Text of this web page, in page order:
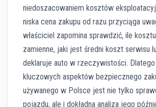
niedoszacowaniem kosztów
niska cena zakupu od razu przyciąga
właściciel zapomina sprawdzić, ile
zamienne, jaki jest średni koszt serwisu
deklaruje auto w rzeczywistości.
kluczowych aspektów bezpiecznego
używanego w Polsce jest nie tylko
pojazdu, ale i dokładna analiza jego